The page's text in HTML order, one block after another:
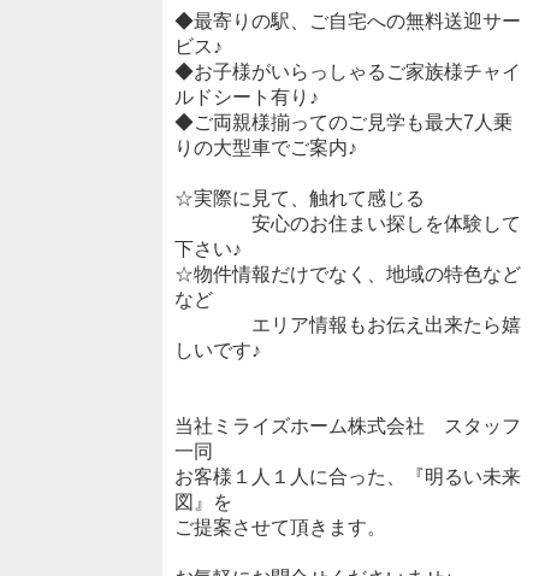
◆最寄りの駅、ご自宅への無料送迎サー
ビス♪
◆お子様がいらっしゃるご家族様チャイ
ルドシート有り♪
◆ご両親様揃ってのご見学も最大7人乗
りの大型車でご案内♪
☆実際に見て、触れて感じる
安心のお住まい探しを体験して
下さい♪
☆物件情報だけでなく、地域の特色など
など
エリア情報もお伝え出来たら嬉
しいです♪
当社ミライズホーム株式会社 スタッフ
一同
お客様１人１人に合った、『明るい未来
図』を
ご提案させて頂きます。